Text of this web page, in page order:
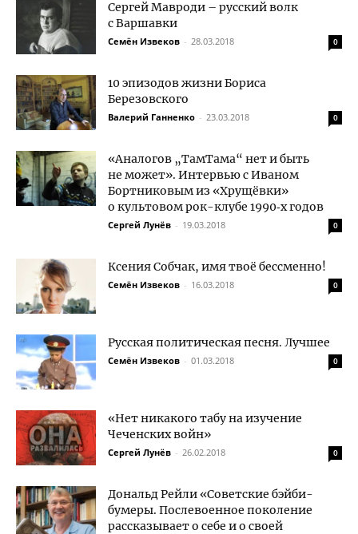
Сергей Мавроди – русский волк
с Варшавки
Семён Извеков - 28.03.2018 0
10 эпизодов жизни Бориса
Березовского
Валерий Ганненко - 23.03.2018 0
«Аналогов „ТамТама“ нет и быть
не может». Интервью с Иваном
Бортниковым из «Хрущёвки»
о культовом рок-клубе 1990‑х годов
Сергей Лунёв - 19.03.2018 0
Ксения Собчак, имя твоё бессменно!
Семён Извеков - 16.03.2018 0
Русская политическая песня. Лучшее
Семён Извеков - 01.03.2018 0
«Нет никакого табу на изучение
Чеченских войн»
Сергей Лунёв - 26.02.2018 0
Дональд Рейли «Советские бэйби-
бумеры. Послевоенное поколение
рассказывает о себе и о своей